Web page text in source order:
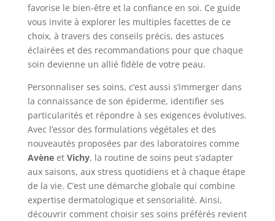
favorise le bien-être et la confiance en soi. Ce guide
vous invite à explorer les multiples facettes de ce
choix, à travers des conseils précis, des astuces
éclairées et des recommandations pour que chaque
soin devienne un allié fidèle de votre peau.
Personnaliser ses soins, c’est aussi s’immerger dans
la connaissance de son épiderme, identifier ses
particularités et répondre à ses exigences évolutives.
Avec l’essor des formulations végétales et des
nouveautés proposées par des laboratoires comme
Avèneet Vichy, la routine de soins peut s’adapter
aux saisons, aux stress quotidiens et à chaque étape
de la vie. C’est une démarche globale qui combine
expertise dermatologique et sensorialité. Ainsi,
découvrir comment choisir ses soins préférés revient